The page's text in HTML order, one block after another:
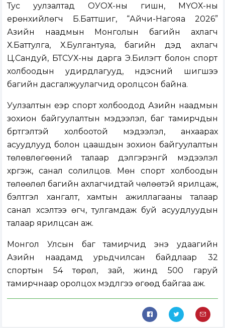
Тус уулзалтад ОУОХ-ны гишүүн, МҮОХ-ны
ерөнхийлөгч Б.Баттүшиг, “Айчи-Нагояа 2026”
Азийн наадмын Монголын багийн ахлагч
Х.Баттулга, Х.Булгантуяа, багийн дэд ахлагч
Ц.Сандуй, БТСУХ-ны дарга Э.Билэгт болон спорт
холбоодын удирдлагууд, үндэсний шигшээ
багийн дасгалжуулагчид оролцсон байна.
Уулзалтын үеэр спорт холбоодод Азийн наадмын
зохион байгуулалтын мэдээлэл, баг тамирчдын
бүртгэлтэй холбоотой мэдээлэл, анхаарах
асуудлууд болон цаашдын зохион байгуулалтын
төлөвлөгөөний талаар дэлгэрэнгүй мэдээлэл
хүргэж, санал солилцов. Мөн спорт холбоодын
төлөөлөл багийн ахлагчидтай чөлөөтэй ярилцаж,
бэлтгэл хангалт, хамтын ажиллагааны талаар
санал хүсэлтээ өгч, тулгамдаж буй асуудлуудын
талаар ярилцсан аж.
Монгол Улсын баг тамирчид энэ удаагийн
Азийн наадамд урьдчилсан байдлаар 32
спортын 54 төрөл, зай, жинд 500 гаруй
тамирчнаар оролцох мэдүүлгээ өгөөд байгаа аж.